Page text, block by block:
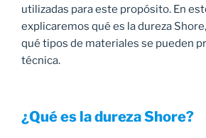
utilizadas para este propósito. En
explicaremos qué es la dureza
qué tipos de materiales se pueden
técnica.
¿Qué es la dureza Shore?